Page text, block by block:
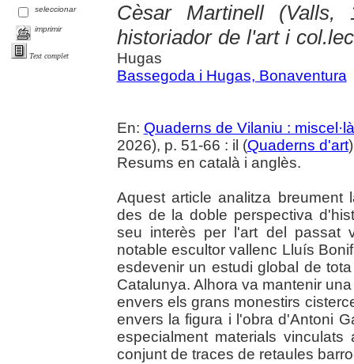
seleccionar
imprimir
Text complet
Cèsar Martinell
historiador de l'art i
Hugas
Bassegoda i Hugas, Bonaventura
En: Quaderns de Vilaniu :
2026), p. 51-66 : il (Quaderns d'art
Resums en català i anglès.
Aquest article analitza breument
des de la doble perspectiva
seu interès per l'art del passat
notable escultor vallenc Lluís
esdevenir un estudi global de
Catalunya. Alhora va mantenir
envers els grans monestirs
envers la figura i l'obra d'Antoni
especialment materials
conjunt de traces de retaules